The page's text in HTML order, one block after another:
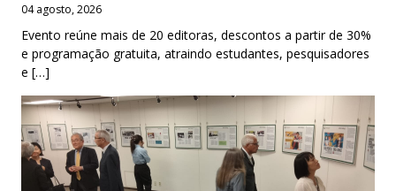
04 agosto, 2026
Evento reúne mais de 20 editoras, descontos a partir de 30%
e programação gratuita, atraindo estudantes, pesquisadores
e […]